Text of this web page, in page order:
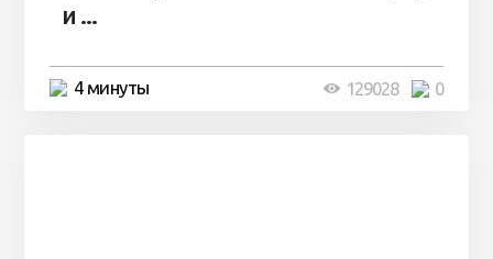
и ...
4 минуты 0
129028